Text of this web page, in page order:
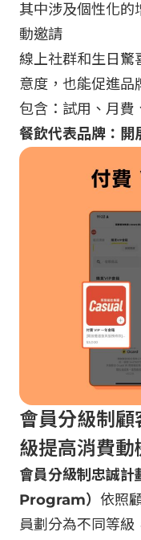
其中涉及個性化的
動邀請
線上社群和生日驚
意度，也能促進品
包含：試用、月費
餐飲代表品牌：開
會員分級制
級提高消費動
會員分級制忠誠
Program） 依照
員劃分為不同等級